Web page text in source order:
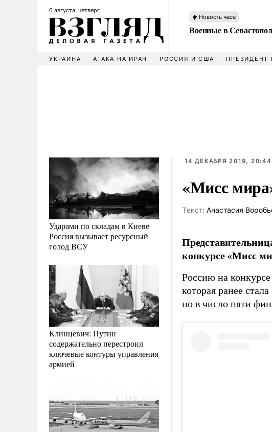
6 августа, четверг
Новость часа
Военные в
УКРАИНА АТАКА НА ИРАН РОССИЯ И США ПРЕЗИДЕНТ
Ударами по складам в Киеве
Россия вызывает ресурсный
голод ВСУ
Клинцевич: Путин
содержательно перестроил
ключевые контуры управления
армией
14 ДЕКАБРЯ 2019, 20:44
«Мисс
Tекст: Анастасия
конкурсе «Мисс
Россию на
которая ранее
но в число пяти